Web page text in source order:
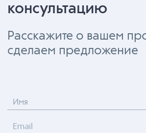
консультацию
Расскажите о вашем
сделаем предложение
Имя
Email